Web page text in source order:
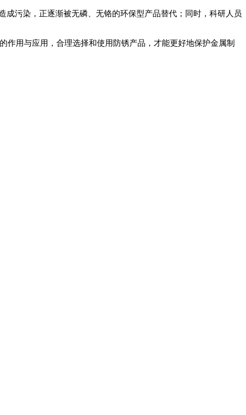
污染，正逐渐被无磷、无铬的环保型产品替代；同时，科研人员
作用与应用，合理选择和使用防锈产品，才能更好地保护金属制